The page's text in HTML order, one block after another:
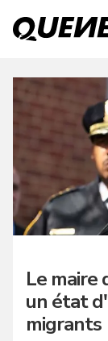
Le maire
un état
migrants